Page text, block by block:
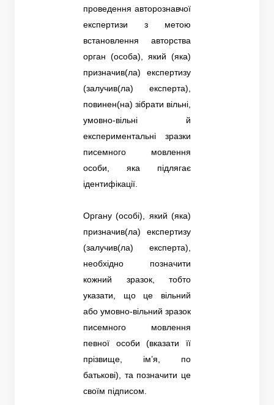
проведення авторознавчої
експертизи з метою
встановлення авторства
орган (особа), який (яка)
призначив(ла) експертизу
(залучив(ла) експерта),
повинен(на) зібрати вільні,
умовно-вільні й
експериментальні зразки
писемного мовлення
особи, яка підлягає
ідентифікації.
Органу (особі), який (яка)
призначив(ла) експертизу
(залучив(ла) експерта),
необхідно позначити
кожний зразок, тобто
указати, що це вільний
або умовно-вільний зразок
писемного мовлення
певної особи (вказати її
прізвище, ім’я, по
батькові), та позначити це
своїм підписом.